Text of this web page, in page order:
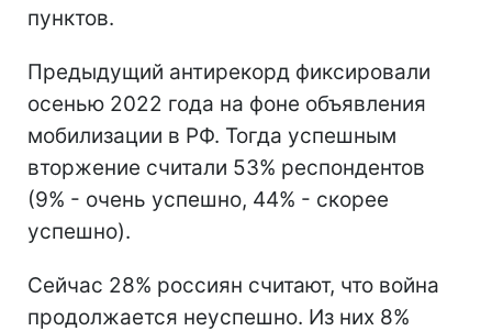
пунктов.
Предыдущий антирекорд фиксировали
осенью 2022 года на фоне объявления
мобилизации в РФ. Тогда успешным
вторжение считали 53% респондентов
(9% - очень успешно, 44% - скорее
успешно).
Сейчас 28% россиян считают, что война
продолжается неуспешно. Из них 8%